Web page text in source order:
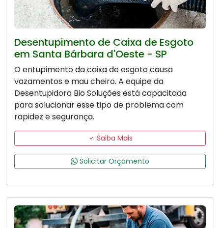
Desentupimento de Caixa de Esgoto
em Santa Bárbara d'Oeste - SP
O entupimento da caixa de esgoto causa
vazamentos e mau cheiro. A equipe da
Desentupidora Bio Soluções está capacitada
para solucionar esse tipo de problema com
rapidez e segurança.
Saiba Mais
Solicitar Orçamento